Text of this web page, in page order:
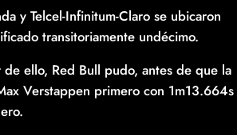
y Telcel-Infinitum-Claro se ubicaron
transitoriamente undécimo.
ello, Red Bull pudo, antes de que la
Verstappen primero con 1m13.664s